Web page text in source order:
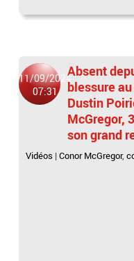
11/09/2024
07:31
Absent
blessure
Dustin
McGregor,
son grand
Vidéos |Conor McGregor,